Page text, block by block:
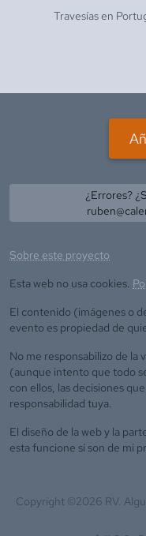
Travesías en
¿Errores?
Sobre este proyecto
Esta web no usa cookies.
El contenido (imágenes o
evento es propiedad de
No me responsabilizo de la
(aunque intento que todo
con ellos, las decisiones
responsabilidad tuya.
El diseño de la web y la
esta funcione sí son de mi
Copyright ©2026 RV.